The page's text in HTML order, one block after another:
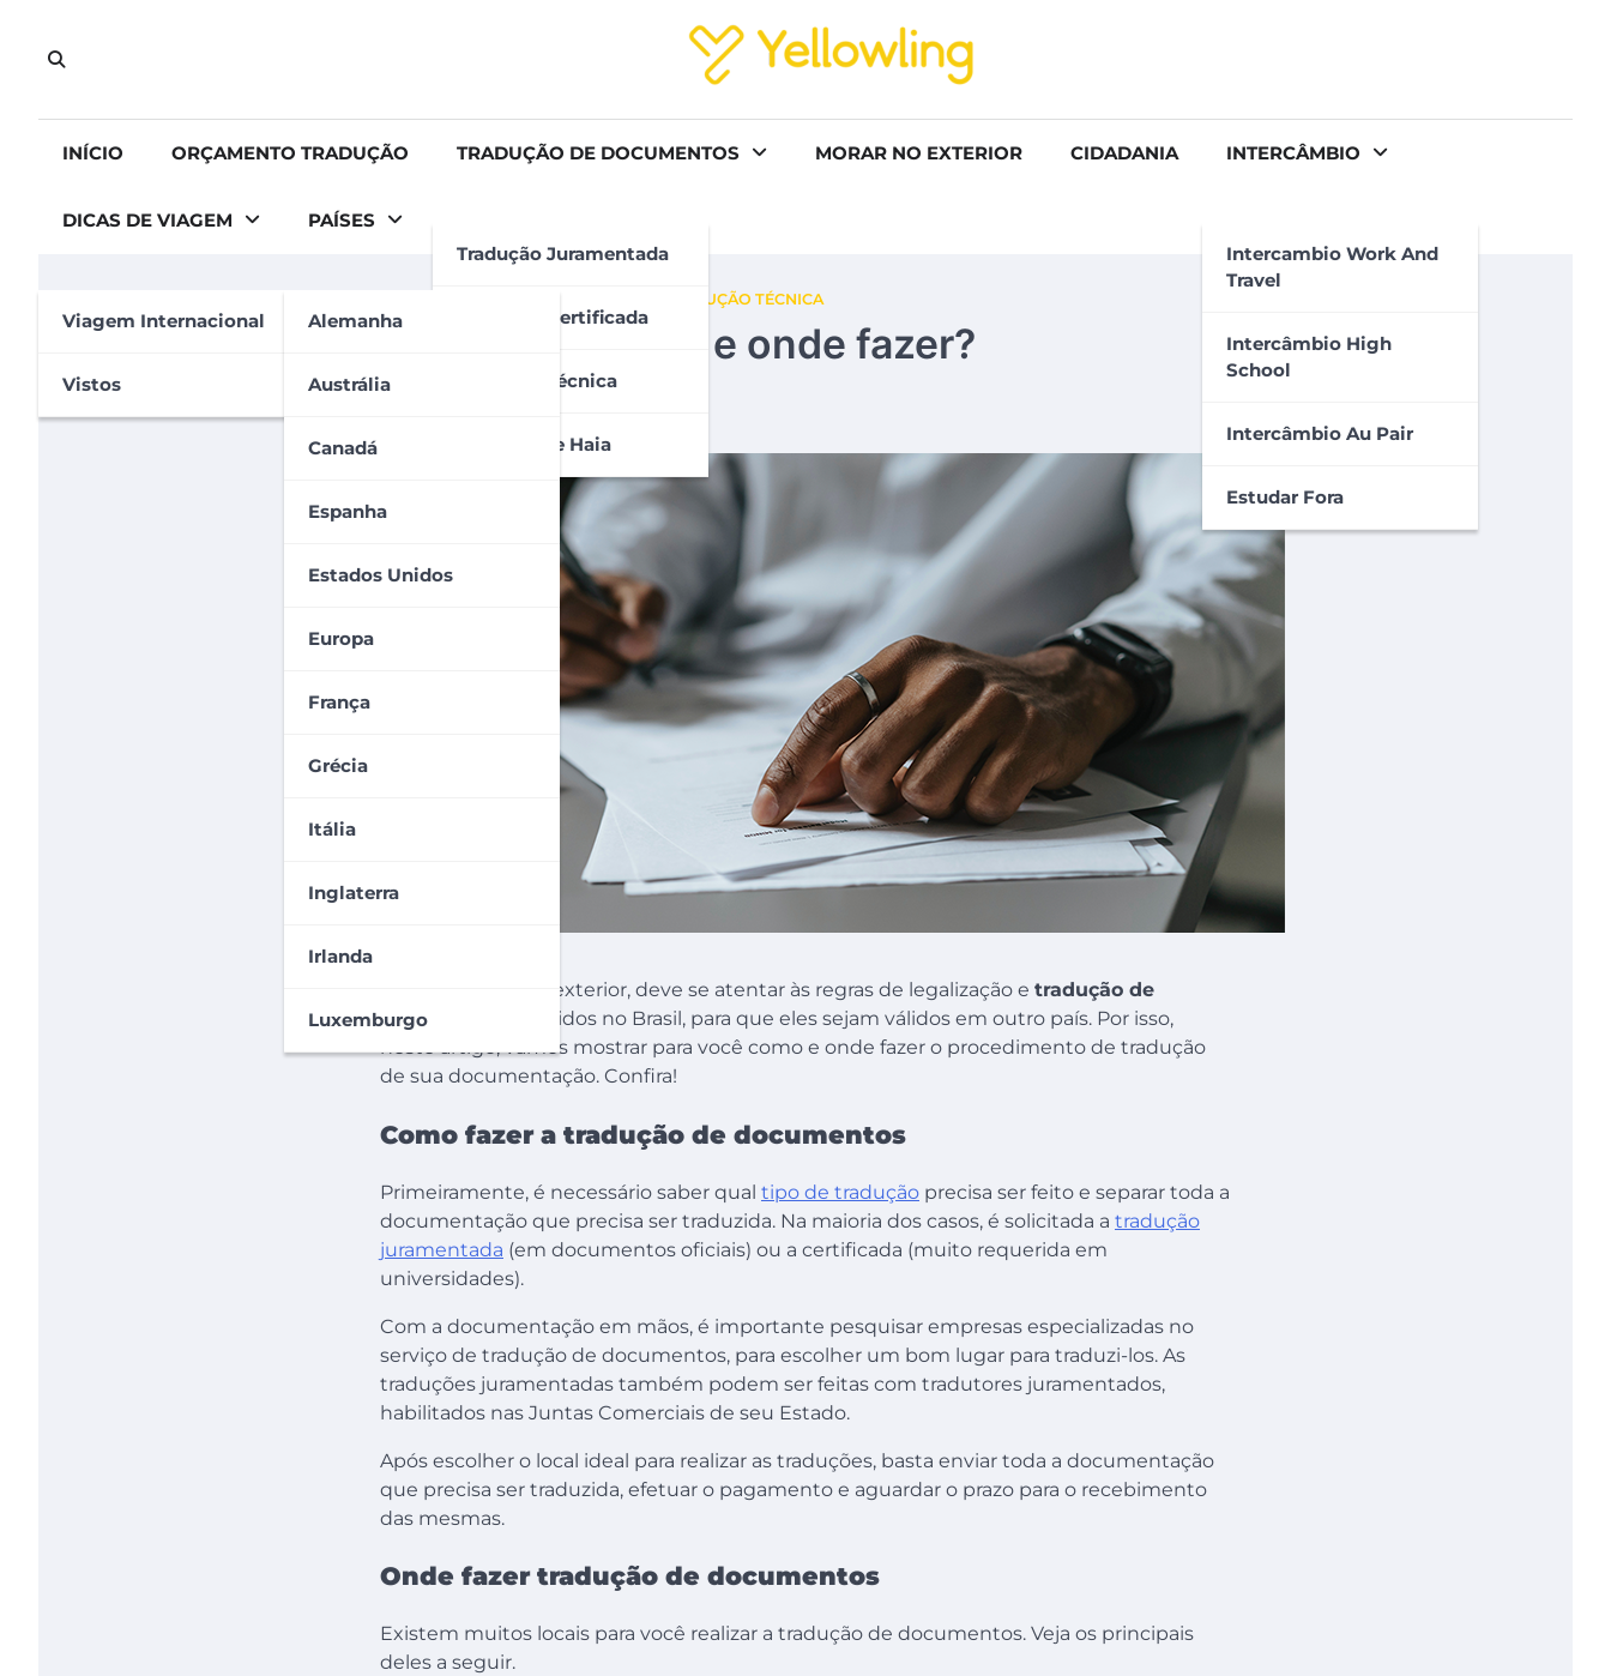
content
INÍCIO ORÇAMENTO TRADUÇÃO TRADUÇÃO DE DOCUMENTOS
Tradução Juramentada
Tradução Certificada
Tradução Técnica
Apostila De Haia
MORAR NO EXTERIOR CIDADANIA INTERCÂMBIO
Intercambio Work And
Travel
Intercâmbio High
School
Intercâmbio Au Pair
Estudar Fora
DICAS DE VIAGEM
Viagem Internacional
Vistos
PAÍSES
Alemanha
Austrália
Canadá
Espanha
Estados Unidos
Europa
França
Grécia
Itália
Inglaterra
Irlanda
Luxemburgo
TRADUÇÃO TÉCNICA
Tradução de documentos: como e onde fazer?
Carolina Carvalho 27 de outubro de 2022
Se você vai para o exterior, deve se atentar às regras de legalização e tradução de
documentos
emitidos no Brasil, para que eles sejam válidos em outro país. Por isso,
neste artigo, vamos mostrar para você como e onde fazer o procedimento de tradução
de sua documentação. Confira!
Como fazer a tradução de documentos
Primeiramente, é necessário saber qual tipo de tradução precisa ser feito e separar toda a
documentação que precisa ser traduzida. Na maioria dos casos, é solicitada a tradução
juramentada (em documentos oficiais) ou a certificada (muito requerida em
universidades).
Com a documentação em mãos, é importante pesquisar empresas especializadas no
serviço de tradução de documentos, para escolher um bom lugar para traduzi-los. As
traduções juramentadas também podem ser feitas com tradutores juramentados,
habilitados nas Juntas Comerciais de seu Estado.
Após escolher o local ideal para realizar as traduções, basta enviar toda a documentação
que precisa ser traduzida, efetuar o pagamento e aguardar o prazo para o recebimento
das mesmas.
Onde fazer tradução de documentos
Existem muitos locais para você realizar a tradução de documentos. Veja os principais
deles a seguir.